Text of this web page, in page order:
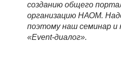
созданию общего
организацию НАОМ.
поэтому наш семинар и
«Event-диалог».